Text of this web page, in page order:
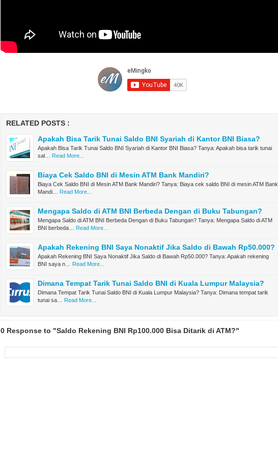
RELATED POSTS :
Apakah Bisa Tarik Tunai Saldo BNI Syariah di Kantor BNI Biasa?
Apakah Bisa Tarik Tunai Saldo BNI Syariah di Kantor BNI Biasa? Tanya: Apakah bisa tarik tunai
sal…
Read More...
Biaya Cek Saldo BNI di Mesin ATM Bank Mandiri?
Biaya Cek Saldo BNI di Mesin ATM Bank Mandiri? Tanya: Biaya cek saldo BNI di mesin ATM Bank
Mandi…
Read More...
Mengapa Saldo di ATM BNI Berbeda Dengan di Buku Tabungan?
Mengapa Saldo di ATM BNI Berbeda Dengan di Buku Tabungan? Tanya: Mengapa Saldo di ATM
BNI berbeda…
Read More...
Apakah Rekening BNI Saya Nonaktif Jika Saldo di Bawah Rp50.000?
Apakah Rekening BNI Saya Nonaktif Jika Saldo di Bawah Rp50.000? Tanya: Apakah rekening
BNI saya n…
Read More...
Dimana Tempat Tarik Tunai Saldo BNI di Kuala Lumpur Malaysia?
Dimana Tempat Tarik Tunai Saldo BNI di Kuala Lumpur Malaysia? Tanya: Dimana tempat tarik
tunai sa…
Read More...
0 Response to "Saldo Rekening BNI Rp100.000 Bisa Ditarik di ATM?"